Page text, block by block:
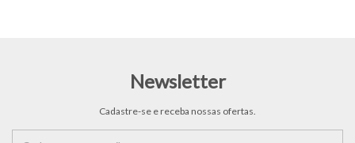
Newsletter
Cadastre-se e receba nossas ofertas.